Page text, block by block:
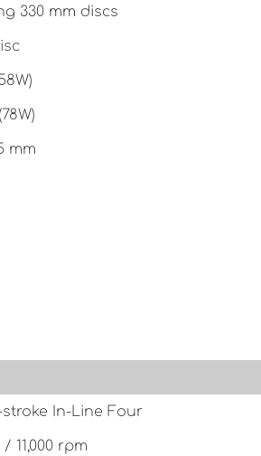
330 mm discs
mm
In-Line Four
/ 11,000 rpm